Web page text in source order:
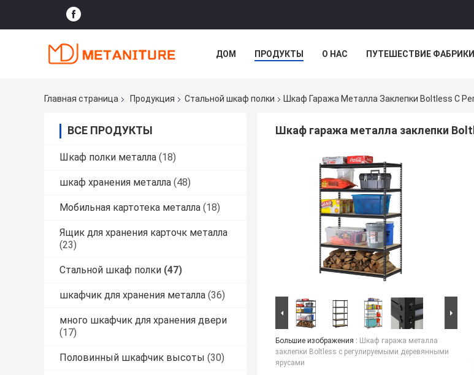
ДОМ ПРОДУКТЫ О НАС ПУТЕШЕСТВИЕ ФАБРИКИ
Главная страница Продукция Стальной шкаф полки Шкаф Гаража Металла Заклепки Boltless С
ВСЕ ПРОДУКТЫ
Шкаф полки металла (18)
шкаф хранения металла (48)
Мобильная картотека металла (18)
Ящик для хранения карточк металла
(23)
Стальной шкаф полки (47)
шкафчик для хранения металла (36)
много шкафчик для хранения двери
(17)
Половинный шкафчик высоты (30)
Шкаф гаража металла заклепки
Большие изображения : Шкаф гаража металла
заклепки Boltless с регулируемыми деревянными
ярусами